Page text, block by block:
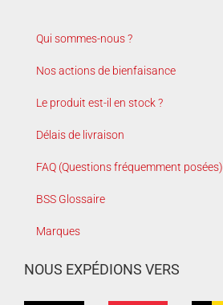
Qui sommes-nous ?
Nos actions de bienfaisance
Le produit est-il en stock ?
Délais de livraison
FAQ (Questions fréquemment posées)
BSS Glossaire
Marques
NOUS EXPÉDIONS VERS